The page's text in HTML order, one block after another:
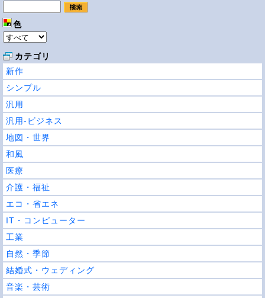
色
カテゴリ
新作
シンプル
汎用
汎用-ビジネス
地図・世界
和風
医療
介護・福祉
エコ・省エネ
IT・コンピューター
工業
自然・季節
結婚式・ウェディング
音楽・芸術